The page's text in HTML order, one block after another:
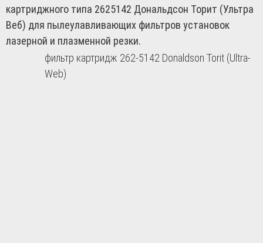
картриджного типа 2625142 Дональдсон Торит (Ультра
Веб) для пылеулавливающих фильтров установок
лазерной и плазменной резки.
фильтр картридж 262-5142 Donaldson Torit (Ultra-
Web)